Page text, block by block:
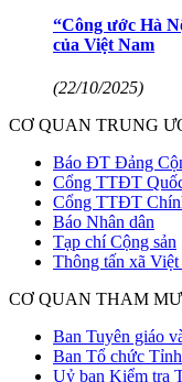
“Công ước Hà
của Việt Nam
(22/10/2025)
CƠ QUAN TRUNG
Báo ĐT Đảng
Cổng TTĐT
Cổng TTĐT
Báo Nhân dân
Tạp chí Cộng sản
Thông tấn xã
CƠ QUAN THAM
Ban Tuyên giáo
Ban Tổ chức
Uỷ ban Kiểm tra